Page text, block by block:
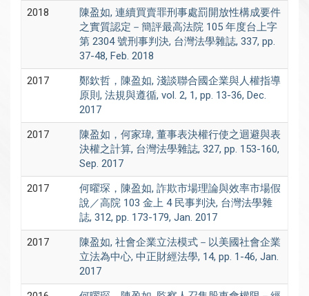
2018
陳盈如, 連續買賣罪刑事處罰開放性構成要件
之實質認定－簡評最高法院 105 年度台上字
第 2304 號刑事判決, 台灣法學雜誌, 337, pp.
37-48, Feb. 2018
2017
鄭欽哲，陳盈如, 淺談聯合國企業與人權指導
原則, 法規與遵循, vol. 2, 1, pp. 13-36, Dec.
2017
2017
陳盈如，何家瑋, 董事表決權行使之迴避與表
決權之計算, 台灣法學雜誌, 327, pp. 153-160,
Sep. 2017
2017
何曜琛，陳盈如, 詐欺市場理論與效率市場假
說／高院 103 金上 4 民事判決, 台灣法學雜
誌, 312, pp. 173-179, Jan. 2017
2017
陳盈如, 社會企業立法模式－以美國社會企業
立法為中心, 中正財經法學, 14, pp. 1-46, Jan.
2017